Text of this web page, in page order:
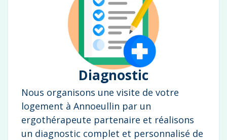
Diagnostic
Nous organisons une visite de votre
logement à Annoeullin par un
ergothérapeute partenaire et réalisons
un diagnostic complet et personnalisé de